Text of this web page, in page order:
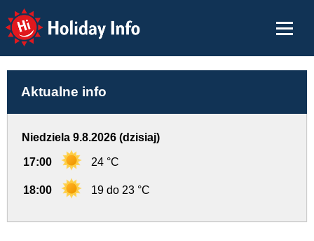
Holiday Info
Aktualne info
Niedziela 9.8.2026 (dzisiaj)
17:00 24 °C
18:00 19 do 23 °C